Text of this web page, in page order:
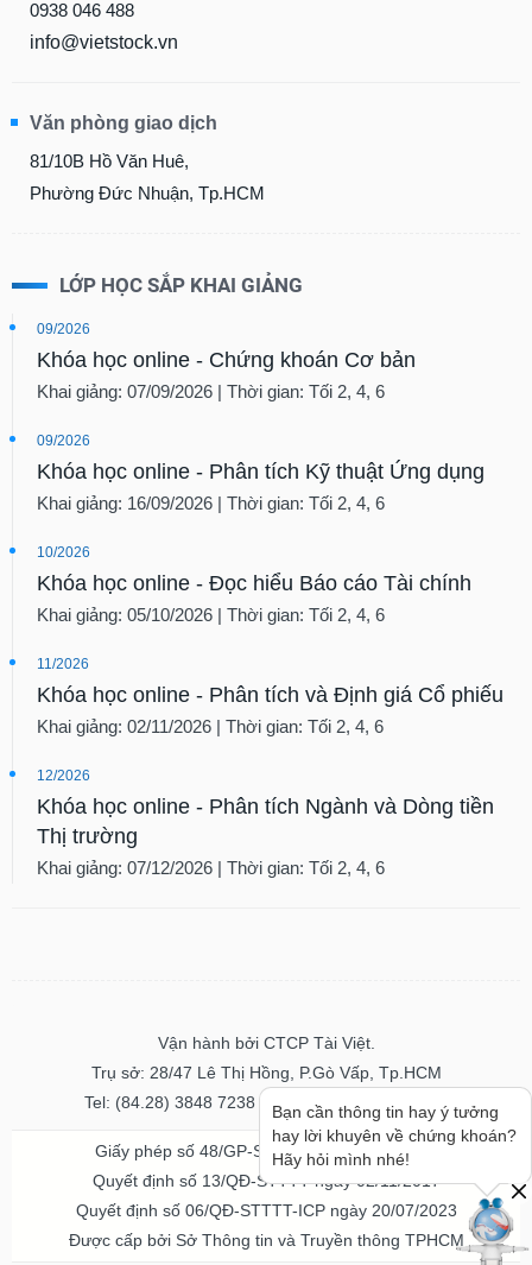
0938 046 488
info@vietstock.vn
Văn phòng giao dịch
81/10B Hồ Văn Huê,
Phường Đức Nhuận, Tp.HCM
LỚP HỌC SẮP KHAI GIẢNG
09/2026
Khóa học online - Chứng khoán Cơ bản
Khai giảng: 07/09/2026 | Thời gian: Tối 2, 4, 6
09/2026
Khóa học online - Phân tích Kỹ thuật Ứng dụng
Khai giảng: 16/09/2026 | Thời gian: Tối 2, 4, 6
10/2026
Khóa học online - Đọc hiểu Báo cáo Tài chính
Khai giảng: 05/10/2026 | Thời gian: Tối 2, 4, 6
11/2026
Khóa học online - Phân tích và Định giá Cổ phiếu
Khai giảng: 02/11/2026 | Thời gian: Tối 2, 4, 6
12/2026
Khóa học online - Phân tích Ngành và Dòng tiền
Thị trường
Khai giảng: 07/12/2026 | Thời gian: Tối 2, 4, 6
Vận hành bởi CTCP Tài Việt.
Trụ sở: 28/47 Lê Thị Hồng, P.Gò Vấp, Tp.HCM
Tel: (84.28) 3848 7238 - Fax: (84.28) 3848 7237
Giấy phép số 48/GP-STTTT ngày 04/11/2016
Quyết định số 13/QĐ-STTTT ngày 02/11/2017
Quyết định số 06/QĐ-STTTT-ICP ngày 20/07/2023
Được cấp bởi Sở Thông tin và Truyền thông TPHCM
Bạn cần thông tin hay ý tưởng
hay lời khuyên về chứng khoán?
Hãy hỏi mình nhé!